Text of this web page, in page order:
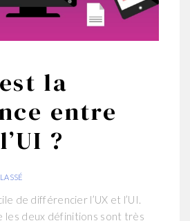
la
entre
?
de différencier l’UX et l’UI.
les deux définitions sont très